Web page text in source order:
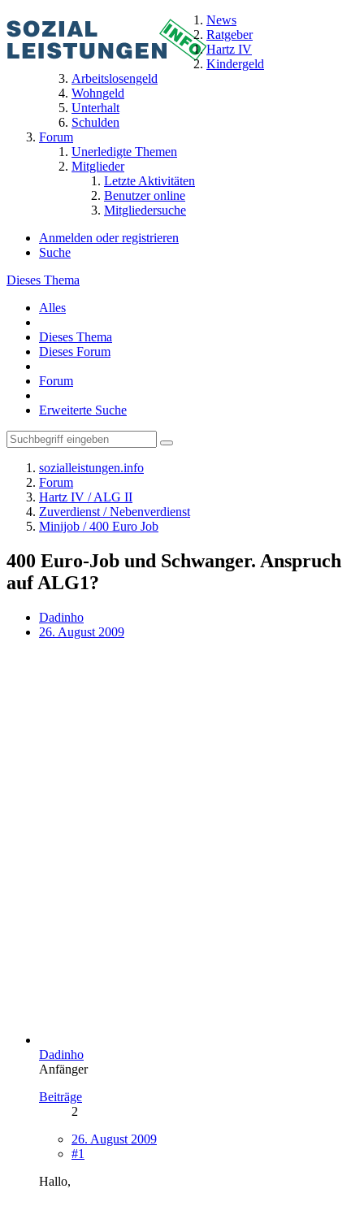
News
Ratgeber
Hartz IV
Kindergeld
Arbeitslosengeld
Wohngeld
Unterhalt
Schulden
Forum
Unerledigte Themen
Mitglieder
Letzte Aktivitäten
Benutzer online
Mitgliedersuche
Anmelden oder registrieren
Suche
Dieses Thema
Alles
Dieses Thema
Dieses Forum
Forum
Erweiterte Suche
sozialleistungen.info
Forum
Hartz IV / ALG II
Zuverdienst / Nebenverdienst
Minijob / 400 Euro Job
400 Euro-Job und Schwanger. Anspruch
auf ALG1?
Dadinho
26. August 2009
Dadinho
Anfänger
Beiträge
2
26. August 2009
#1
Hallo,